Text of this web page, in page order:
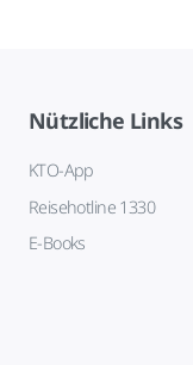
Nützliche Links
KTO-App
Reisehotline 1330
E-Books